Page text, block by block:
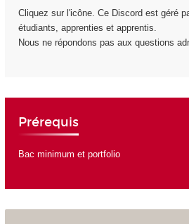
Cliquez sur l'icône. Ce Discord est géré
étudiants, apprenties et apprentis.
Nous ne répondons pas aux questions
Prérequis
Bac minimum et portfolio